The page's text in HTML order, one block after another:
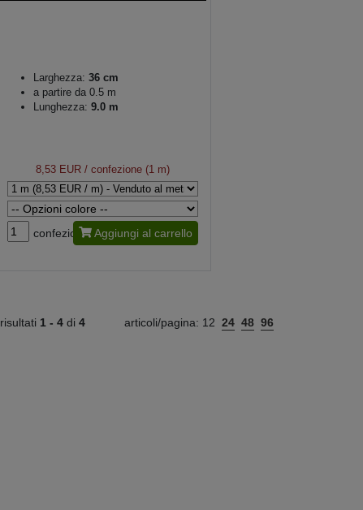
Larghezza: 36 cm
a partire da 0.5 m
Lunghezza: 9.0 m
8,53 EUR/ confezione (1 m)
confezione Aggiungi al carrello
risultati 1 - 4 di 4 articoli/pagina: 12 24 48 96